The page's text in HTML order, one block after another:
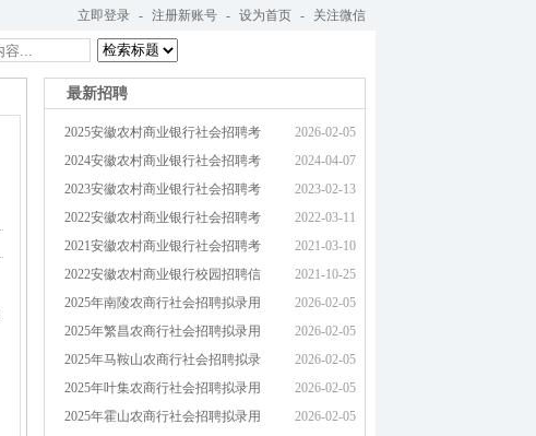
立即登录 - 注册新账号 - 设为首页 - 关注微信
最新招聘
2025安徽农村商业银行社会招聘考
2026-02-05
2024安徽农村商业银行社会招聘考
2024-04-07
2023安徽农村商业银行社会招聘考
2023-02-13
2022安徽农村商业银行社会招聘考
2022-03-11
2021安徽农村商业银行社会招聘考
2021-03-10
2022安徽农村商业银行校园招聘信
2021-10-25
2025年南陵农商行社会招聘拟录用
2026-02-05
2025年繁昌农商行社会招聘拟录用
2026-02-05
2025年马鞍山农商行社会招聘拟录
2026-02-05
2025年叶集农商行社会招聘拟录用
2026-02-05
2025年霍山农商行社会招聘拟录用
2026-02-05